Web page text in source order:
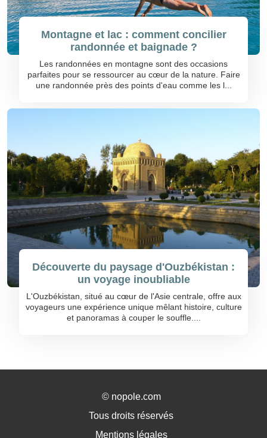
Montagne et lac : comment concilier
randonnée et baignade ?
Les randonnées en montagne sont des occasions
parfaites pour se ressourcer au cœur de la nature. Faire
une randonnée près des points d'eau comme les l...
Découverte du paysage d'Ouzbékistan :
un voyage inoubliable
L'Ouzbékistan, situé au cœur de l'Asie centrale, offre aux
voyageurs une expérience unique mêlant histoire, culture
et panoramas à couper le souffle....
© nopole.com
Tous droits réservés
Mentions légales